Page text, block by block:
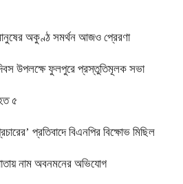
অকুণ্ঠ সমর্থন আজও প্রেরণা
উপলক্ষে ফুলপুরে প্রস্তুতিমূলক সভা
৫
প্রতিবাদে বিএনপির বিক্ষোভ মিছিল
নাম অবনমনের অভিযোগ